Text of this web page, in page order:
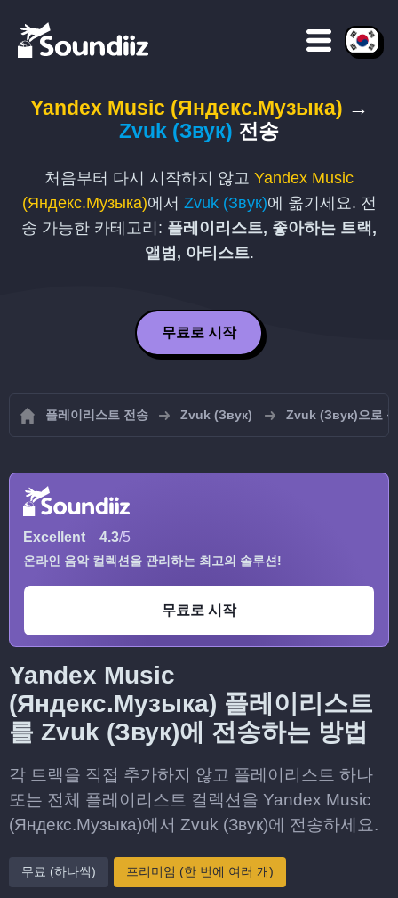
Yandex Music (Яндекс.Музыка) →
Zvuk (Звук) 전송
처음부터 다시 시작하지 않고 Yandex Music
(Яндекс.Музыка)에서 Zvuk (Звук)에 옮기세요. 전
송 가능한 카테고리: 플레이리스트, 좋아하는 트랙,
앨범, 아티스트.
무료로 시작
플레이리스트 전송 Zvuk (Звук) Zvuk (Звук)으로
Excellent 4.3/5
온라인 음악 컬렉션을 관리하는 최고의 솔루션!
무료로 시작
Yandex Music
(Яндекс.Музыка) 플레이리스트
를 Zvuk (Звук)에 전송하는 방법
각 트랙을 직접 추가하지 않고 플레이리스트 하나
또는 전체 플레이리스트 컬렉션을 Yandex Music
(Яндекс.Музыка)에서 Zvuk (Звук)에 전송하세요.
무료 (하나씩) 프리미엄 (한 번에 여러 개)